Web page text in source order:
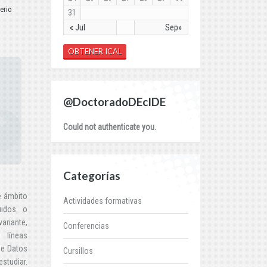
ámbito
o
líneas
Datos
« Jul Sep»
31
OBTENER ICAL
@DoctoradoDEcIDE
Could not authenticate you.
Categorías
Actividades formativas
Conferencias
Cursillos